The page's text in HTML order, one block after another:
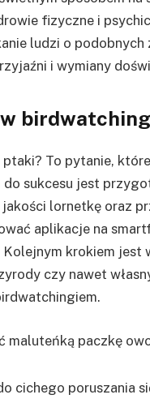
fizyczne i
ludzi o
i wymiany
ptaki? To pytanie,
sukcesu jest
lornetkę oraz
aplikacje na
krokiem jest
czy nawet
maluteńką paczkę
cichego poruszania